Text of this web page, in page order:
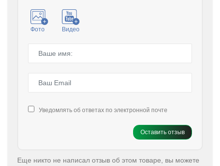
Фото Видео
Уведомлять об ответах по электронной почте
Оставить отзыв
Еще никто не написал отзыв об этом товаре, вы можете